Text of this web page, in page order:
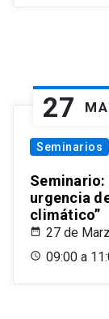
27
Seminarios
Seminario:
urgencia
climático”
27 de
09:00 a